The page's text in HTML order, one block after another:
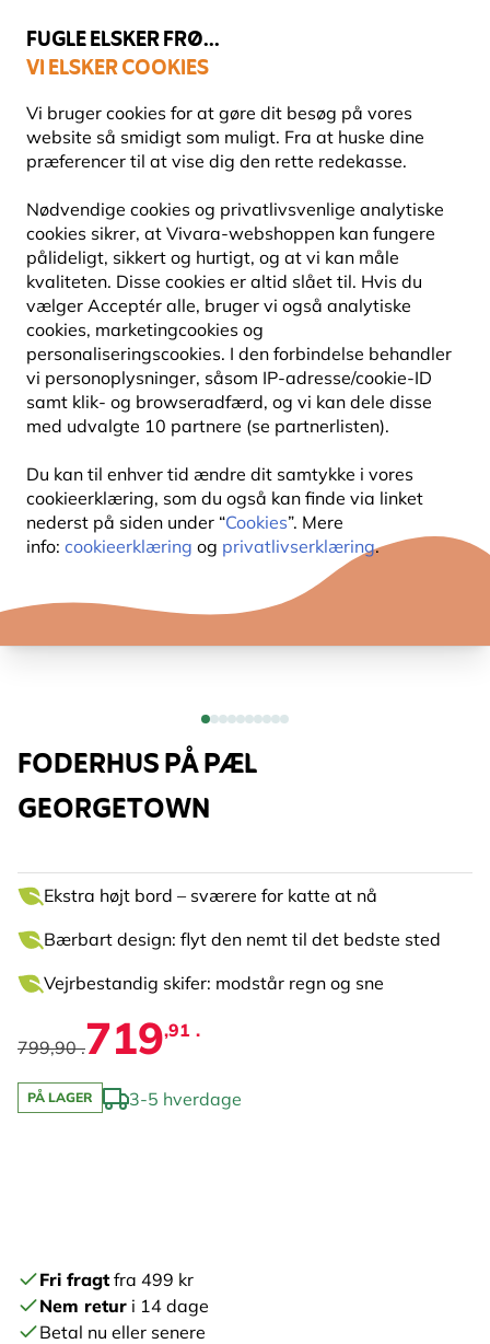
FUGLE ELSKER FRØ...
VI ELSKER COOKIES
Vi bruger cookies for at gøre dit besøg på vores
website så smidigt som muligt. Fra at huske dine
præferencer til at vise dig den rette redekasse.
Nødvendige cookies og privatlivsvenlige analytiske
cookies sikrer, at Vivara-webshoppen kan fungere
pålideligt, sikkert og hurtigt, og at vi kan måle
kvaliteten. Disse cookies er altid slået til. Hvis du
vælger Acceptér alle, bruger vi også analytiske
cookies, marketingcookies og
personaliseringscookies. I den forbindelse behandler
vi personoplysninger, såsom IP-adresse/cookie-ID
samt klik- og browseradfærd, og vi kan dele disse
med udvalgte 10 partnere (se partnerlisten).
Du kan til enhver tid ændre dit samtykke i vores
cookieerklæring, som du også kan finde via linket
nederst på siden under “Cookies”. Mere
info: cookieerklæring og privatlivserklæring.
Fri fragt over 499 kr.
10% RABAT
FODERHUS PÅ PÆL
GEORGETOWN
Ekstra højt bord – sværere for katte at nå
Bærbart design: flyt den nemt til det bedste sted
Vejrbestandig skifer: modstår regn og sne
799,90 .719,91 .
PÅ LAGER 3-5 hverdage
Fri fragtfra 499 kr
Nem retur i 14 dage
Betal nu eller senere